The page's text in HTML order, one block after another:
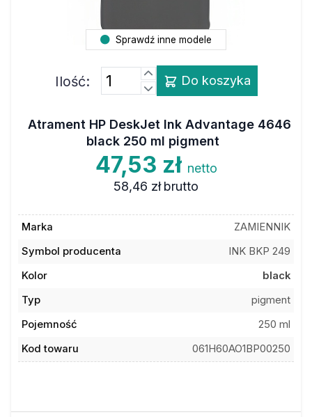
Sprawdź inne modele
Ilość: Do koszyka
Atrament HP DeskJet Ink Advantage 4646
black 250 ml pigment
47,53 zł netto
58,46 zł brutto
Marka
ZAMIENNIK
Symbol producenta
INK BKP 249
Kolor
black
Typ
pigment
Pojemność
250 ml
Kod towaru
061H60AO1BP00250